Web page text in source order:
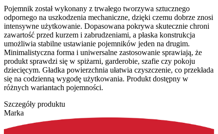
Pojemnik został wykonany z trwałego tworzywa sztucznego
odpornego na uszkodzenia mechaniczne, dzięki czemu dobrze znosi
intensywne użytkowanie. Dopasowana pokrywa skutecznie chroni
zawartość przed kurzem i zabrudzeniami, a płaska konstrukcja
umożliwia stabilne ustawianie pojemników jeden na drugim.
Minimalistyczna forma i uniwersalne zastosowanie sprawiają, że
produkt sprawdzi się w spiżarni, garderobie, szafie czy pokoju
dziecięcym. Gładka powierzchnia ułatwia czyszczenie, co przekłada
się na codzienną wygodę użytkowania. Produkt dostępny w
różnych wariantach pojemności.
Szczegóły produktu
Marka